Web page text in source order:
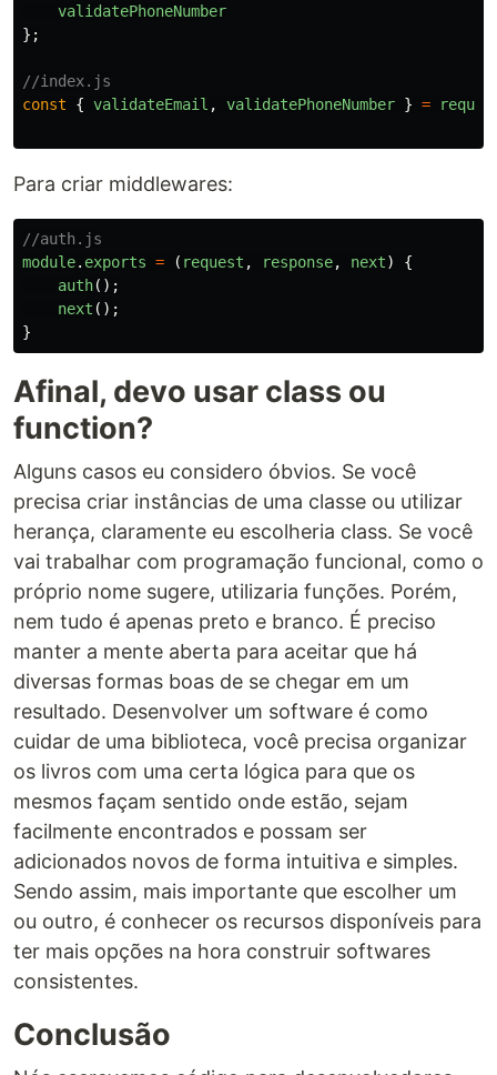
validatePhoneNumber
};
//index.js
const
{ validateEmail , validatePhoneNumber } =
Para criar middlewares:
//auth.js
module. exports = ( request , response, next)
{
auth();
next ();
}
Afinal, devo usar class ou
function?
Alguns casos eu considero óbvios. Se você
precisa criar instâncias de uma classe ou utilizar
herança, claramente eu escolheria class. Se você
vai trabalhar com programação funcional, como o
próprio nome sugere, utilizaria funções. Porém,
nem tudo é apenas preto e branco. É preciso
manter a mente aberta para aceitar que há
diversas formas boas de se chegar em um
resultado. Desenvolver um software é como
cuidar de uma biblioteca, você precisa organizar
os livros com uma certa lógica para que os
mesmos façam sentido onde estão, sejam
facilmente encontrados e possam ser
adicionados novos de forma intuitiva e simples.
Sendo assim, mais importante que escolher um
ou outro, é conhecer os recursos disponíveis para
ter mais opções na hora construir softwares
consistentes.
Conclusão